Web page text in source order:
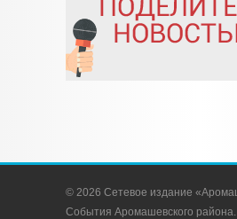
© 2026 Сетевое издание
События Аромашевского